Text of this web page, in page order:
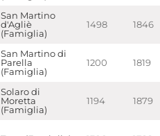
San Martino
d'Agliè
(Famiglia)
1498 1846
San Martino di
Parella
(Famiglia)
1200 1819
Solaro di
Moretta
(Famiglia)
1194 1879